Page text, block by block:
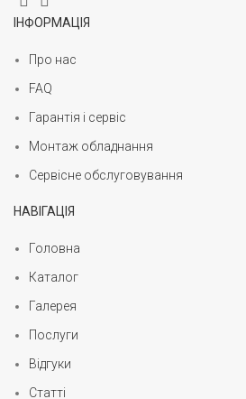
ІНФОРМАЦІЯ
Про нас
FAQ
Гарантія і сервіс
Монтаж обладнання
Сервісне обслуговування
НАВІГАЦІЯ
Головна
Каталог
Галерея
Послуги
Відгуки
Статті